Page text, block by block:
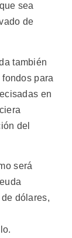
sea
de
también
para
en
del
será
dólares,